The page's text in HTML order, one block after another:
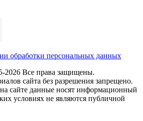
обработки персональных данных
2026 Все права защищены.
сайта без разрешения запрещено.
сайте данные носят информационный
условиях не являются публичной